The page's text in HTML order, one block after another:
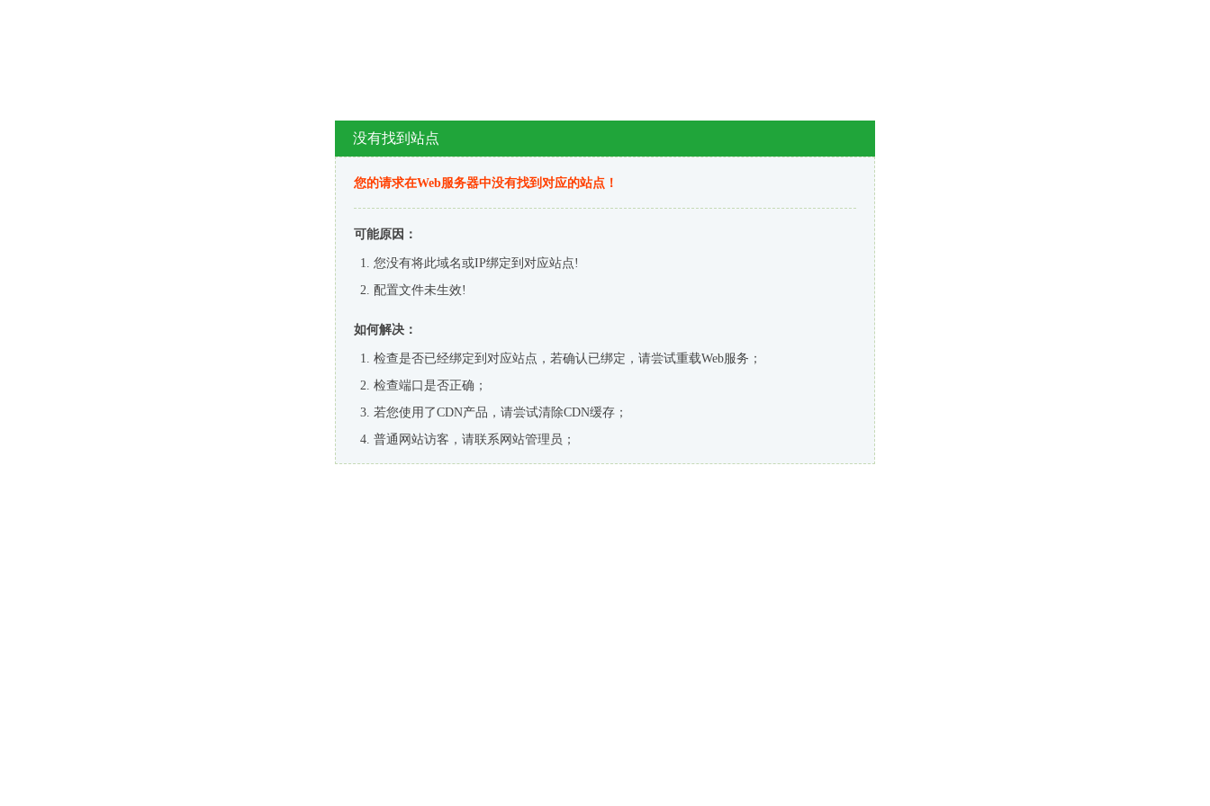
没有找到站点
您的请求在Web服务器中没有找到对应的站点！
可能原因：
您没有将此域名或IP绑定到对应站点!
配置文件未生效!
如何解决：
检查是否已经绑定到对应站点，若确认已绑定，请尝试重载Web服务；
检查端口是否正确；
若您使用了CDN产品，请尝试清除CDN缓存；
普通网站访客，请联系网站管理员；